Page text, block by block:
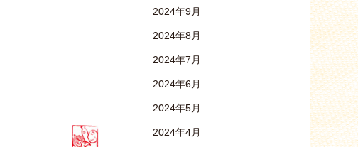
2024年9月
2024年8月
2024年7月
2024年6月
2024年5月
2024年4月